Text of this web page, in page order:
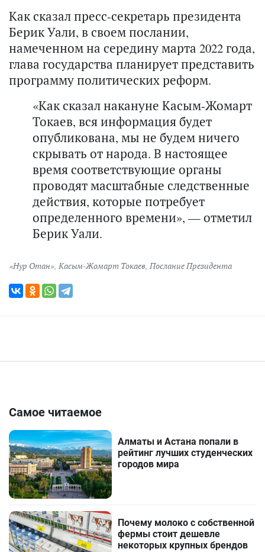
Как сказал пресс-секретарь президента
Берик Уали, в своем послании,
намеченном на середину марта 2022 года,
глава государства планирует представить
программу политических реформ.
«Как сказал накануне Касым-Жомарт
Токаев, вся информация будет
опубликована, мы не будем ничего
скрывать от народа. В настоящее
время соответствующие органы
проводят масштабные следственные
действия, которые потребует
определенного времени», — отметил
Берик Уали.
«Нур Отан», Касым-Жомарт Токаев, Послание Президента
Самое читаемое
Алматы и Астана попали в
рейтинг лучших студенческих
городов мира
Почему молоко с собственной
фермы стоит дешевле
некоторых крупных брендов